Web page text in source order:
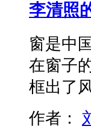
李清照
窗是中
在窗子
框出了
作者：